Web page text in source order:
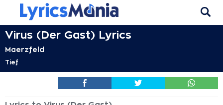
Virus (Der Gast) Lyrics
Maerzfeld
Tief